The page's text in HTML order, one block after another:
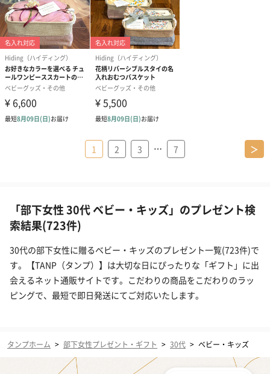
1 2 3 … 7 ＞
「部下女性 30代 ベビー・キッズ」のプレゼント検
索結果(723件)
30代の部下女性に贈るベビー・キッズのプレゼント一覧(723件)で
す。【TANP（タンプ）】は大切な日にぴったりな「ギフト」に出
会えるネット通販サイトです。こだわりの商品をこだわりのラッ
ピングで、最短で即日発送にてご対応いたします。
タンプホーム > 部下女性プレゼント・ギフト > 30代 > ベビー・キッズ